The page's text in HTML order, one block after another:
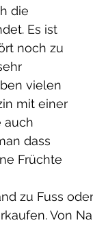
die
Es ist
noch zu
vielen
mit einer
auch
dass
Früchte
zu Fuss
Von